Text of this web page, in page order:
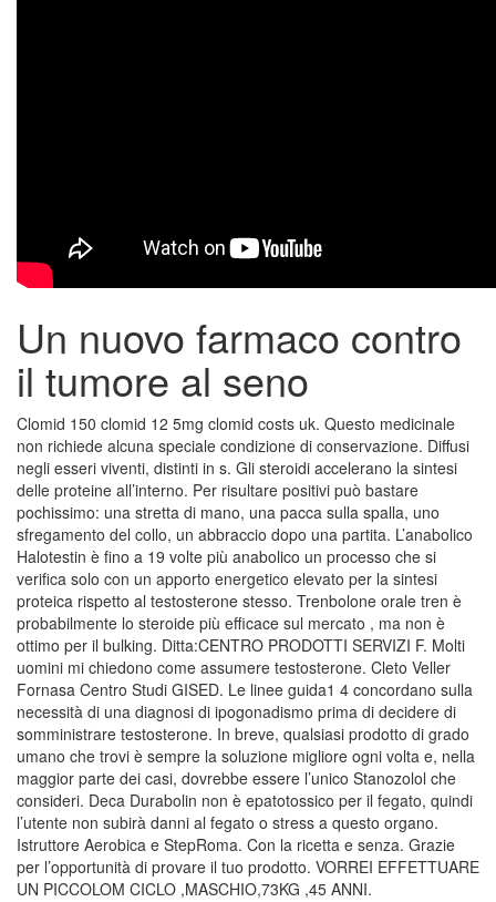
Un nuovo farmaco contro
il tumore al seno
Clomid 150 clomid 12 5mg clomid costs uk. Questo medicinale
non richiede alcuna speciale condizione di conservazione. Diffusi
negli esseri viventi, distinti in s. Gli steroidi accelerano la sintesi
delle proteine all’interno. Per risultare positivi può bastare
pochissimo: una stretta di mano, una pacca sulla spalla, uno
sfregamento del collo, un abbraccio dopo una partita. L’anabolico
Halotestin è fino a 19 volte più anabolico un processo che si
verifica solo con un apporto energetico elevato per la sintesi
proteica rispetto al testosterone stesso. Trenbolone orale tren è
probabilmente lo steroide più efficace sul mercato , ma non è
ottimo per il bulking. Ditta:CENTRO PRODOTTI SERVIZI F. Molti
uomini mi chiedono come assumere testosterone. Cleto Veller
Fornasa Centro Studi GISED. Le linee guida1 4 concordano sulla
necessità di una diagnosi di ipogonadismo prima di decidere di
somministrare testosterone. In breve, qualsiasi prodotto di grado
umano che trovi è sempre la soluzione migliore ogni volta e, nella
maggior parte dei casi, dovrebbe essere l’unico Stanozolol che
consideri. Deca Durabolin non è epatotossico per il fegato, quindi
l’utente non subirà danni al fegato o stress a questo organo.
Istruttore Aerobica e StepRoma. Con la ricetta e senza. Grazie
per l’opportunità di provare il tuo prodotto. VORREI EFFETTUARE
UN PICCOLOM CICLO ,MASCHIO,73KG ,45 ANNI.